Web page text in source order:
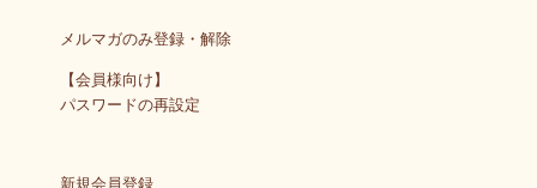
メルマガのみ登録・解除
【会員様向け】
パスワードの再設定
新規会員登録